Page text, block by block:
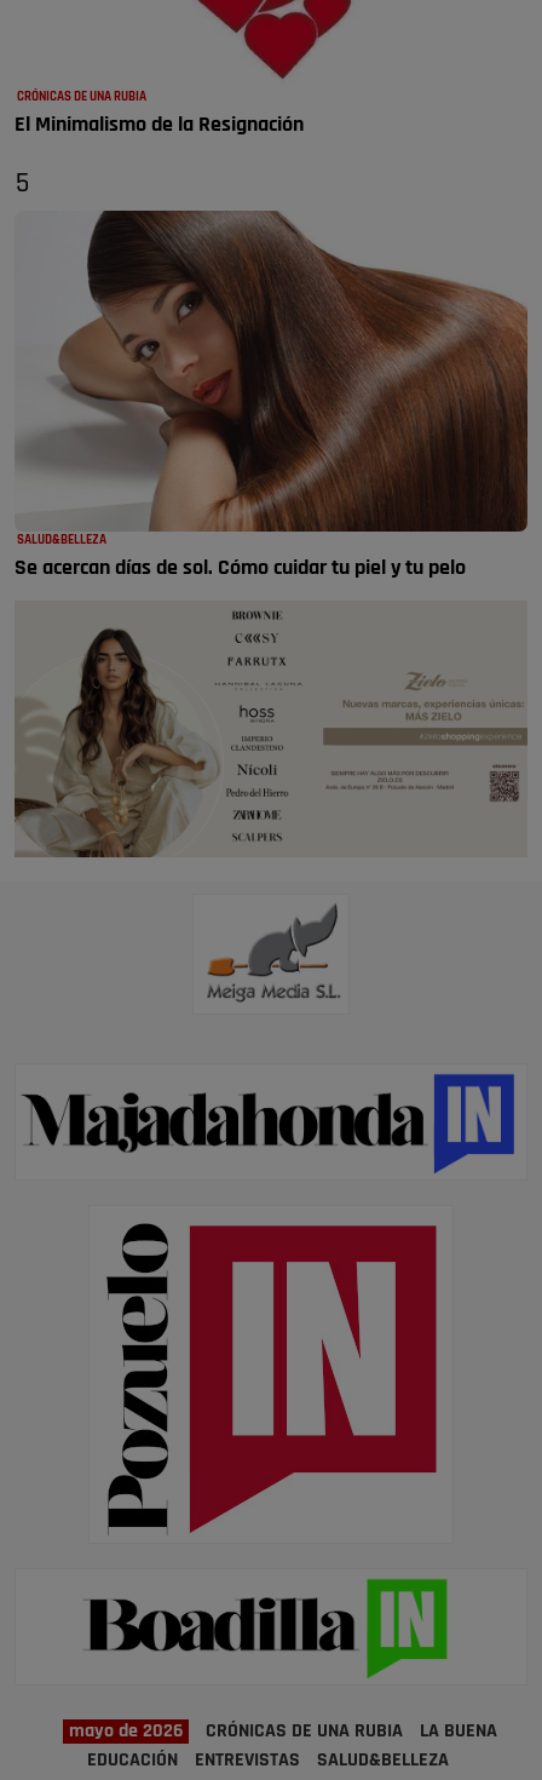
CRÓNICAS DE UNA RUBIA
El Minimalismo de la Resignación
5
SALUD&BELLEZA
Se acercan días de sol. Cómo cuidar tu piel y tu pelo
mayo de 2026 CRÓNICAS DE UNA RUBIA
LA BUENA
EDUCACIÓN
ENTREVISTAS SALUD&BELLEZA